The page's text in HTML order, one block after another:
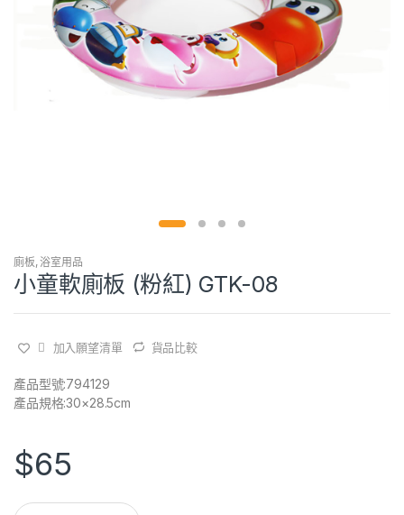
廁板,浴室用品
小童軟廁板 (粉紅) GTK-08
加入願望清單 貨品比較
產品型號:794129
產品規格:30×28.5cm
$65
Q